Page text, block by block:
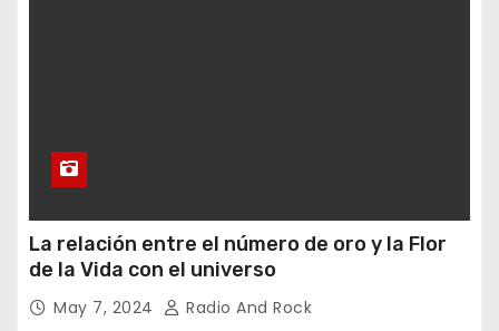
La relación entre el número de oro y la Flor
de la Vida con el universo
May 7, 2024 Radio And Rock